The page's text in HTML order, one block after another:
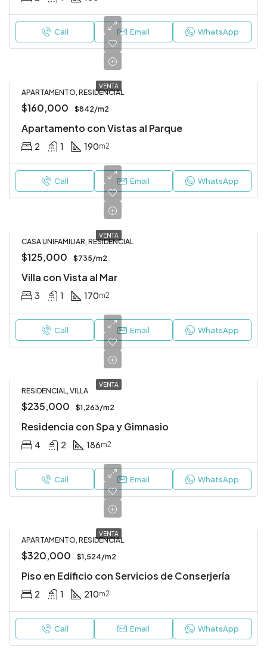
Call Email WhatsApp
VENTA
APARTAMENTO, RESIDENCIAL
$160,000 $842/m2
Apartamento con Vistas al Parque
2 1 190m2
Call Email WhatsApp
VENTA
CASA UNIFAMILIAR, RESIDENCIAL
$125,000 $735/m2
Villa con Vista al Mar
3 1 170m2
Call Email WhatsApp
VENTA
RESIDENCIAL, VILLA
$235,000 $1,263/m2
Residencia con Spa y Gimnasio
4 2 186m2
Call Email WhatsApp
VENTA
APARTAMENTO, RESIDENCIAL
$320,000 $1,524/m2
Piso en Edificio con Servicios de Conserjería
2 1 210m2
Call Email WhatsApp